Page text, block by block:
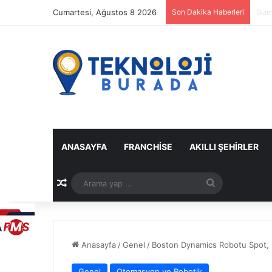
Cumartesi, Ağustos 8 2026 Son Dakika Haberleri
ANASAYFA FRANCHISE AKILLI ŞEHIRLER
Rastgele Makale
yap
Anasayfa /Genel / Boston Dynamics Robotu Spot,